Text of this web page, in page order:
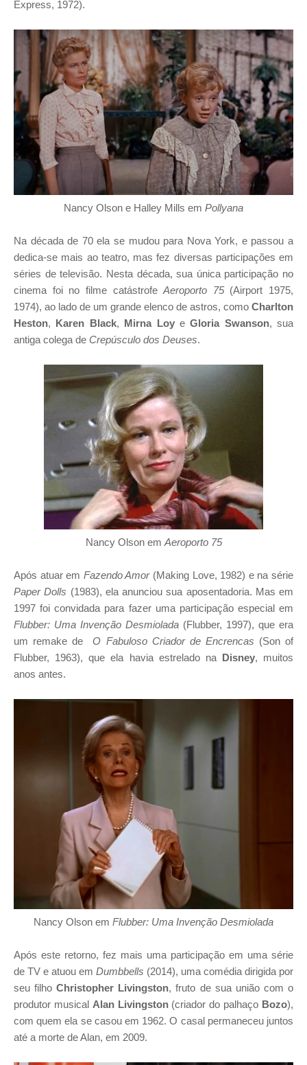
Express, 1972).
Nancy Olson e Halley Mills em Pollyana
Na década de 70 ela se mudou para Nova York, e passou a
dedica-se mais ao teatro, mas fez diversas participações em
séries de televisão. Nesta década, sua única participação no
cinema foi no filme catástrofeAeroporto 75(Airport 1975,
1974), ao lado de um grande elenco de astros, como Charlton
Heston, Karen Black, Mirna Loy eGloria Swanson, sua
antiga colega de Crepúsculo dos Deuses.
Nancy Olson em Aeroporto 75
Após atuar em Fazendo Amor (Making Love, 1982) e na série
Paper Dolls (1983), ela anunciou sua aposentadoria. Mas em
1997 foi convidada para fazer uma participação especial em
Flubber: Uma Invenção Desmiolada (Flubber, 1997), que era
um remake deO Fabuloso Criador de Encrencas (Son of
Flubber, 1963), que ela havia estrelado na Disney, muitos
anos antes.
Nancy Olson em Flubber: Uma Invenção Desmiolada
Após este retorno, fez mais uma participação em uma série
de TV e atuou em Dumbbells (2014), uma comédia dirigida por
seu filhoChristopher Livingston, fruto de sua união com o
produtor musical Alan Livingston(criador do palhaço Bozo),
com quem ela se casou em 1962. O casal permaneceu juntos
até a morte de Alan, em 2009.